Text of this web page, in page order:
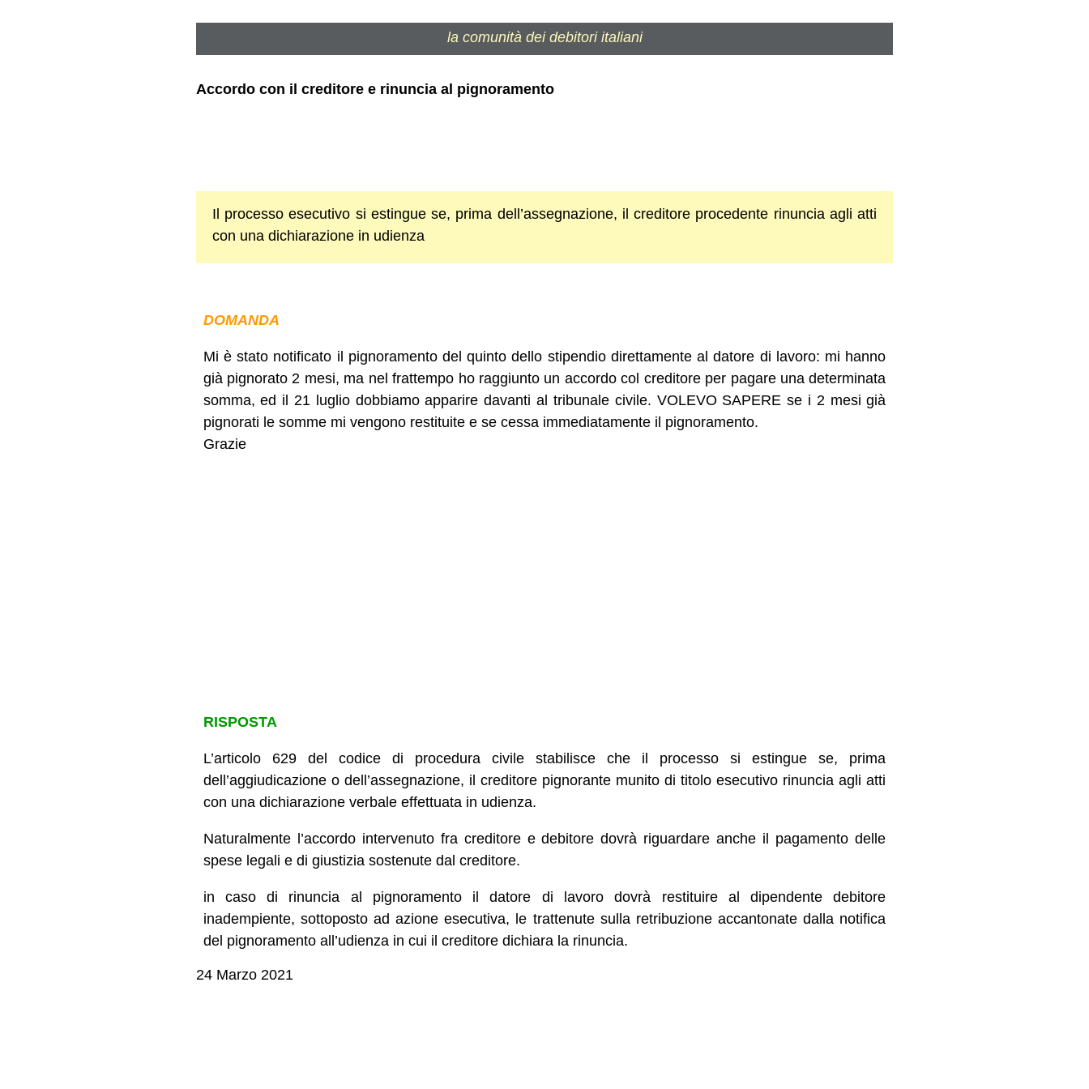
la comunità dei debitori italiani
Accordo con il creditore e rinuncia al pignoramento
Il processo esecutivo si estingue se, prima dell’assegnazione, il creditore procedente rinuncia agli atti
con una dichiarazione in udienza
DOMANDA
Mi è stato notificato il pignoramento del quinto dello stipendio direttamente al datore di lavoro: mi hanno
già pignorato 2 mesi, ma nel frattempo ho raggiunto un accordo col creditore per pagare una determinata
somma, ed il 21 luglio dobbiamo apparire davanti al tribunale civile. VOLEVO SAPERE se i 2 mesi già
pignorati le somme mi vengono restituite e se cessa immediatamente il pignoramento.
Grazie
RISPOSTA
L’articolo 629 del codice di procedura civile stabilisce che il processo si estingue se, prima
dell’aggiudicazione o dell’assegnazione, il creditore pignorante munito di titolo esecutivo rinuncia agli atti
con una dichiarazione verbale effettuata in udienza.
Naturalmente l’accordo intervenuto fra creditore e debitore dovrà riguardare anche il pagamento delle
spese legali e di giustizia sostenute dal creditore.
in caso di rinuncia al pignoramento il datore di lavoro dovrà restituire al dipendente debitore
inadempiente, sottoposto ad azione esecutiva, le trattenute sulla retribuzione accantonate dalla notifica
del pignoramento all’udienza in cui il creditore dichiara la rinuncia.
24 Marzo 2021